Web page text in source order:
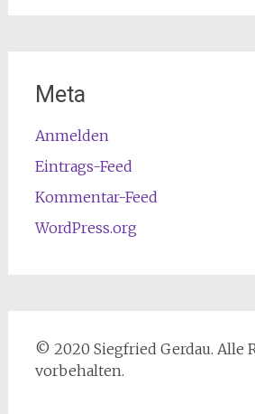
Meta
Anmelden
Eintrags-Feed
Kommentar-Feed
WordPress.org
© 2020 Siegfried Gerdau. Alle
vorbehalten.